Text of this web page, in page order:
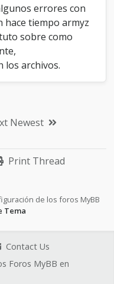
errores con
hace tiempo armyz
sobre como
los archivos.
Newest
Print Thread
de los foros MyBB
Tema
Contact Us
Foros MyBB en